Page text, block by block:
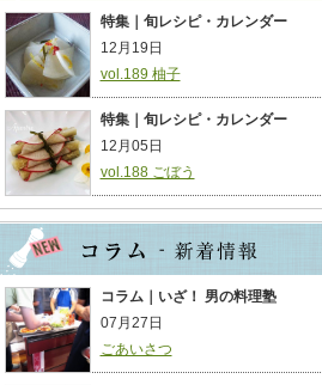
特集｜旬レシピ・カレンダー
12月19日
vol.189 柚子
特集｜旬レシピ・カレンダー
12月05日
vol.188 ごぼう
コラム｜いざ！ 男の料理塾
07月27日
ごあいさつ